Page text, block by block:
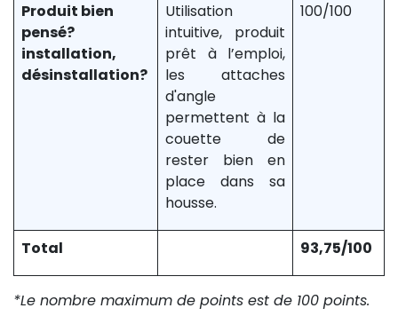
Produit bien
pensé?
installation,
désinstallation?
Utilisation
intuitive, produit
prêt à l’emploi,
les attaches
d'angle
permettent à la
couette de
rester bien en
place dans sa
housse.
100/100
Total 93,75/100
*Le nombre maximum de points est de 100 points.